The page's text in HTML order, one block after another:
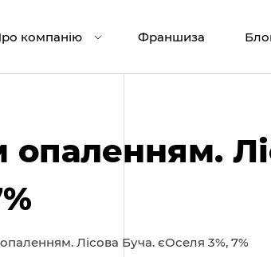
компанію Франшиза
опаленням.
Лісова Буча. єОселя 3%, 7%